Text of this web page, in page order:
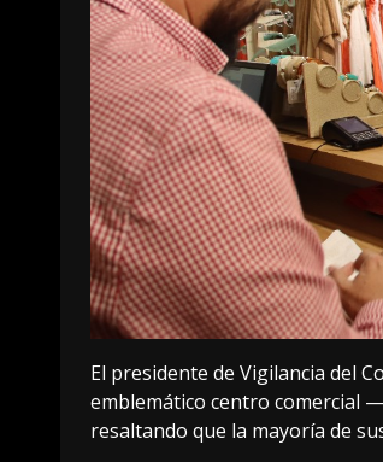
El presidente de Vigilancia del
emblemático centro comercial
resaltando que la mayoría de